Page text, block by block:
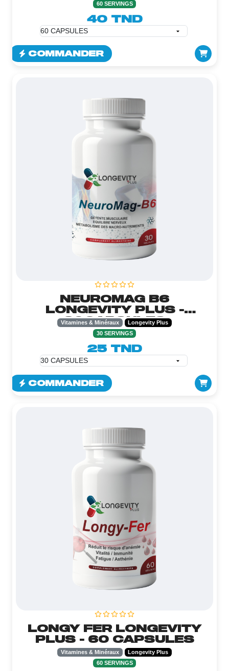
60 SERVINGS
40 TND
COMMANDER
NEUROMAG B6
LONGEVITY PLUS -
30CAPSULES
Vitamines & Minéraux
Longevity Plus
30 SERVINGS
25 TND
COMMANDER
LONGY FER LONGEVITY
PLUS - 60 CAPSULES
Vitamines & Minéraux
Longevity Plus
60 SERVINGS